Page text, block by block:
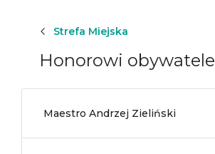
Strefa Miejska
Honorowi obywatele
Maestro Andrzej Zieliński